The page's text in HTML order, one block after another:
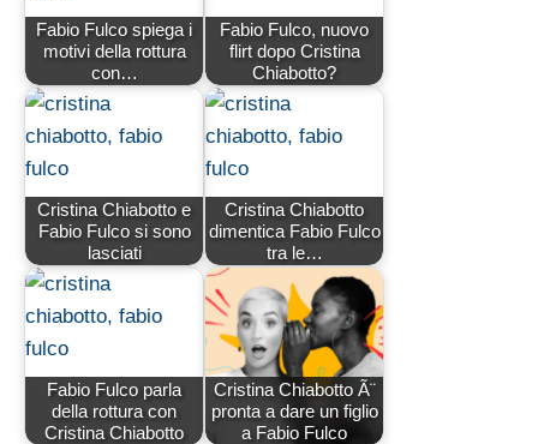
Fabio Fulco spiega i
motivi della rottura
con…
Fabio Fulco, nuovo
flirt dopo Cristina
Chiabotto?
Cristina Chiabotto e
Fabio Fulco si sono
lasciati
Cristina Chiabotto
dimentica Fabio Fulco
tra le…
Fabio Fulco parla
della rottura con
Cristina Chiabotto
Cristina Chiabotto Ã¨
pronta a dare un figlio
a Fabio Fulco